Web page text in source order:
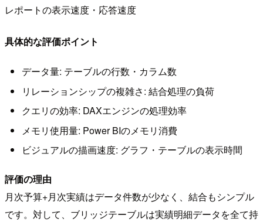
レポートの表示速度・応答速度
具体的な評価ポイント
データ量: テーブルの行数・カラム数
リレーションシップの複雑さ: 結合処理の負荷
クエリの効率: DAXエンジンの処理効率
メモリ使用量: Power BIのメモリ消費
ビジュアルの描画速度: グラフ・テーブルの表示時間
評価の理由
月次予算+月次実績はデータ件数が少なく、結合もシンプル
です。対して、ブリッジテーブルは実績明細データを全て持